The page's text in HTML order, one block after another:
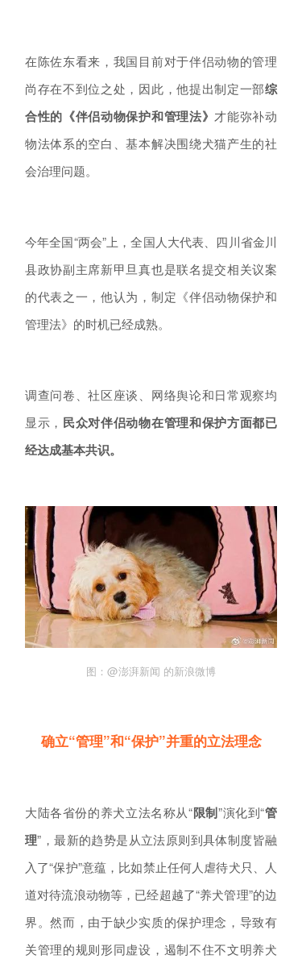
在陈佐东看来，我国目前对于伴侣动物的管理
尚存在不到位之处，因此，他提出制定一部综
合性的《伴侣动物保护和管理法》才能弥补动
物法体系的空白、基本解决围绕犬猫产生的社
会治理问题。
今年全国“两会”上，全国人大代表、四川省金川
县政协副主席新甲旦真也是联名提交相关议案
的代表之一，他认为，制定《伴侣动物保护和
管理法》的时机已经成熟。
调查问卷、社区座谈、网络舆论和日常观察均
显示， 民众对伴侣动物在管理和保护方面都已
经达成基本共识。
图：@澎湃新闻 的新浪微博
确立“管理”和“保护”并重的立法理念
大陆各省份的养犬立法名称从“限制”演化到“管
理”，最新的趋势是从立法原则到具体制度皆融
入了“保护”意蕴，比如禁止任何人虐待犬只、人
道对待流浪动物等，已经超越了“养犬管理”的边
界。然而，由于缺少实质的保护理念，导致有
关管理的规则形同虚设，遏制不住不文明养犬